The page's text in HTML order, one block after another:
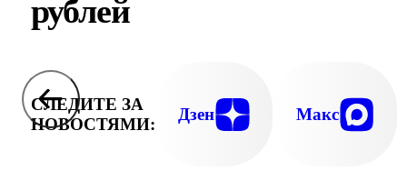
рублей
СЛЕДИТЕ ЗА
НОВОСТЯМИ:
Дзен Макс